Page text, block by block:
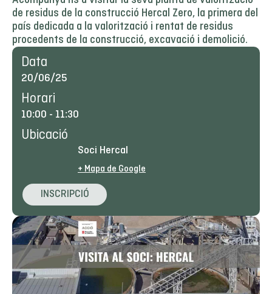
de residus de la construcció Hercal Zero, la primera del
país dedicada a la valorització i rentat de residus
procedents de la construcció, excavació i demolició.
Data
20/06/25
Horari
10:00 - 11:30
Ubicació
Soci Hercal
+ Mapa de Google
INSCRIPCIÓ